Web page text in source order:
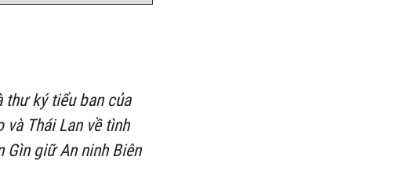
thư ký tiểu ban của
Thái Lan về tình
Gìn giữ An ninh Biên